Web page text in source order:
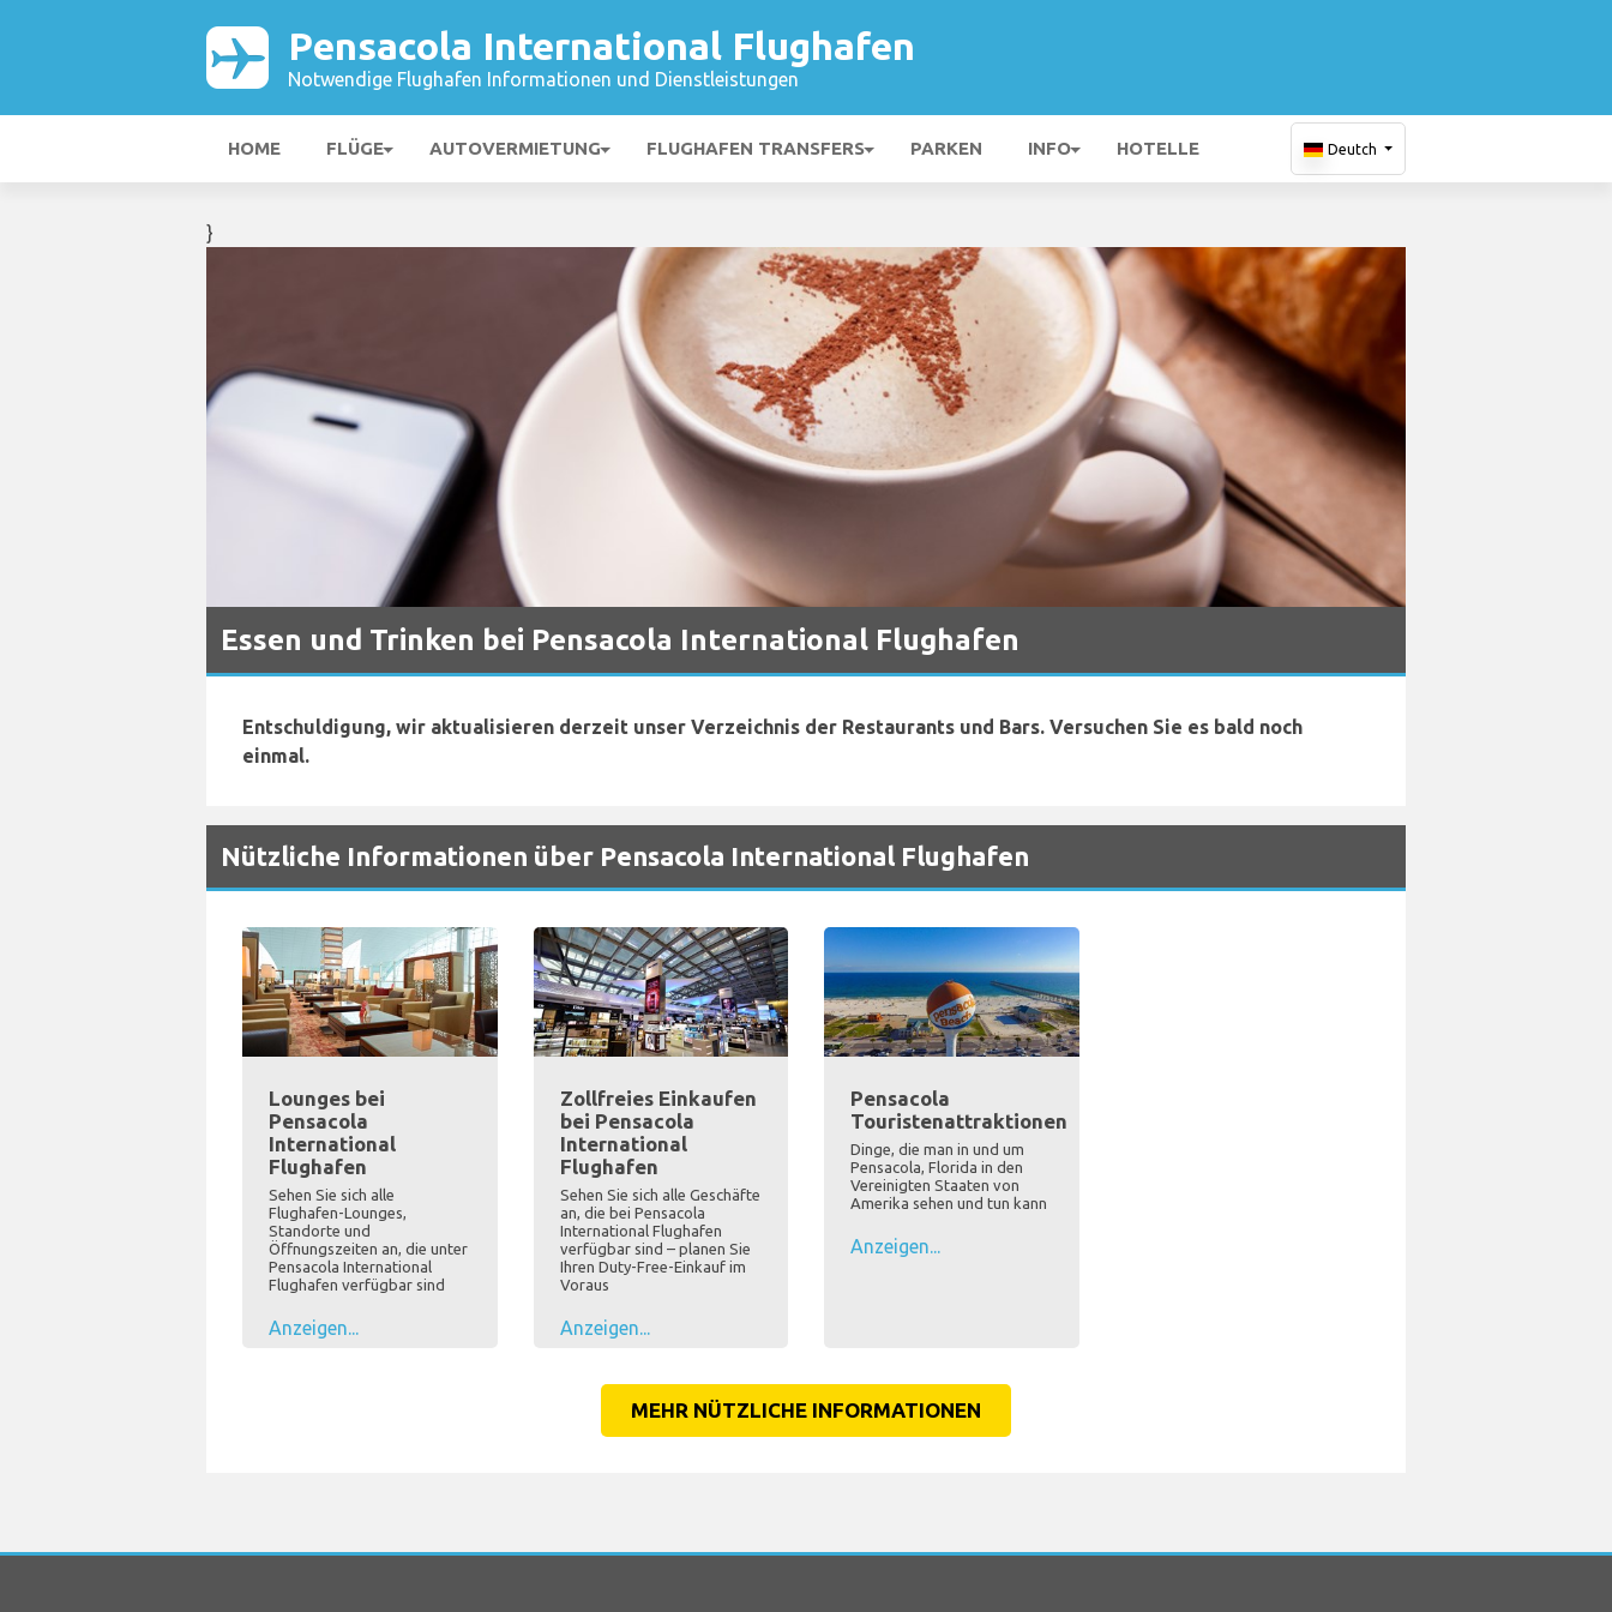
Pensacola International Flughafen
Notwendige Flughafen Informationen und Dienstleistungen
HOME FLÜGE AUTOVERMIETUNG FLUGHAFEN TRANSFERS PARKEN INFO HOTELLE Deutch
}
Essen und Trinken bei Pensacola International Flughafen
Entschuldigung, wir aktualisieren derzeit unser Verzeichnis der Restaurants und Bars. Versuchen Sie es bald noch
einmal.
Nützliche Informationen über Pensacola International Flughafen
Lounges bei
Pensacola
International
Flughafen
Sehen Sie sich alle
Flughafen-Lounges,
Standorte und
Öffnungszeiten an, die unter
Pensacola International
Flughafen verfügbar sind
Anzeigen...
Zollfreies Einkaufen
bei Pensacola
International
Flughafen
Sehen Sie sich alle Geschäfte
an, die bei Pensacola
International Flughafen
verfügbar sind – planen Sie
Ihren Duty-Free-Einkauf im
Voraus
Anzeigen...
Pensacola
Touristenattraktionen
Dinge, die man in und um
Pensacola, Florida in den
Vereinigten Staaten von
Amerika sehen und tun kann
Anzeigen...
MEHR NÜTZLICHE INFORMATIONEN